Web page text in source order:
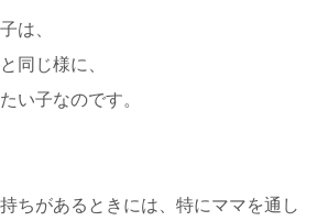
は、
同じ様に、
い子なのです。
ちがあるときには、特にママを通し